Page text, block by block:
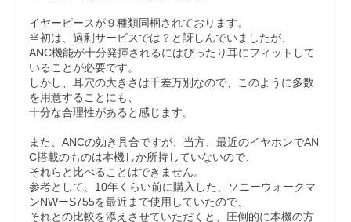
イヤーピースが９種類同梱されております。
当初は、過剰サービスでは？と訝しんでいましたが、
ANC機能が十分発揮されるにはぴったり耳にフィットして
いることが必要です。
しかし、耳穴の大きさは千差万別なので、このように多数
を用意することにも、
十分な合理性があると感じます。
また、ANCの効き具合ですが、当方、最近のイヤホンでAN
C搭載のものは本機しか所持していないので、
それらと比べることはできません。
参考として、10年くらい前に購入した、ソニーウォークマ
ンNWーS755を最近まで使用していたので、
それとの比較を添えさせていただくと、圧倒的に本機の方